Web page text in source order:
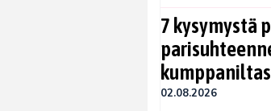
7 kysymystä
02.08.2026